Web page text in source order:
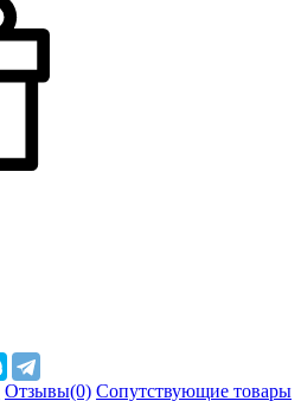
Отзывы(0) Сопутствующие товары